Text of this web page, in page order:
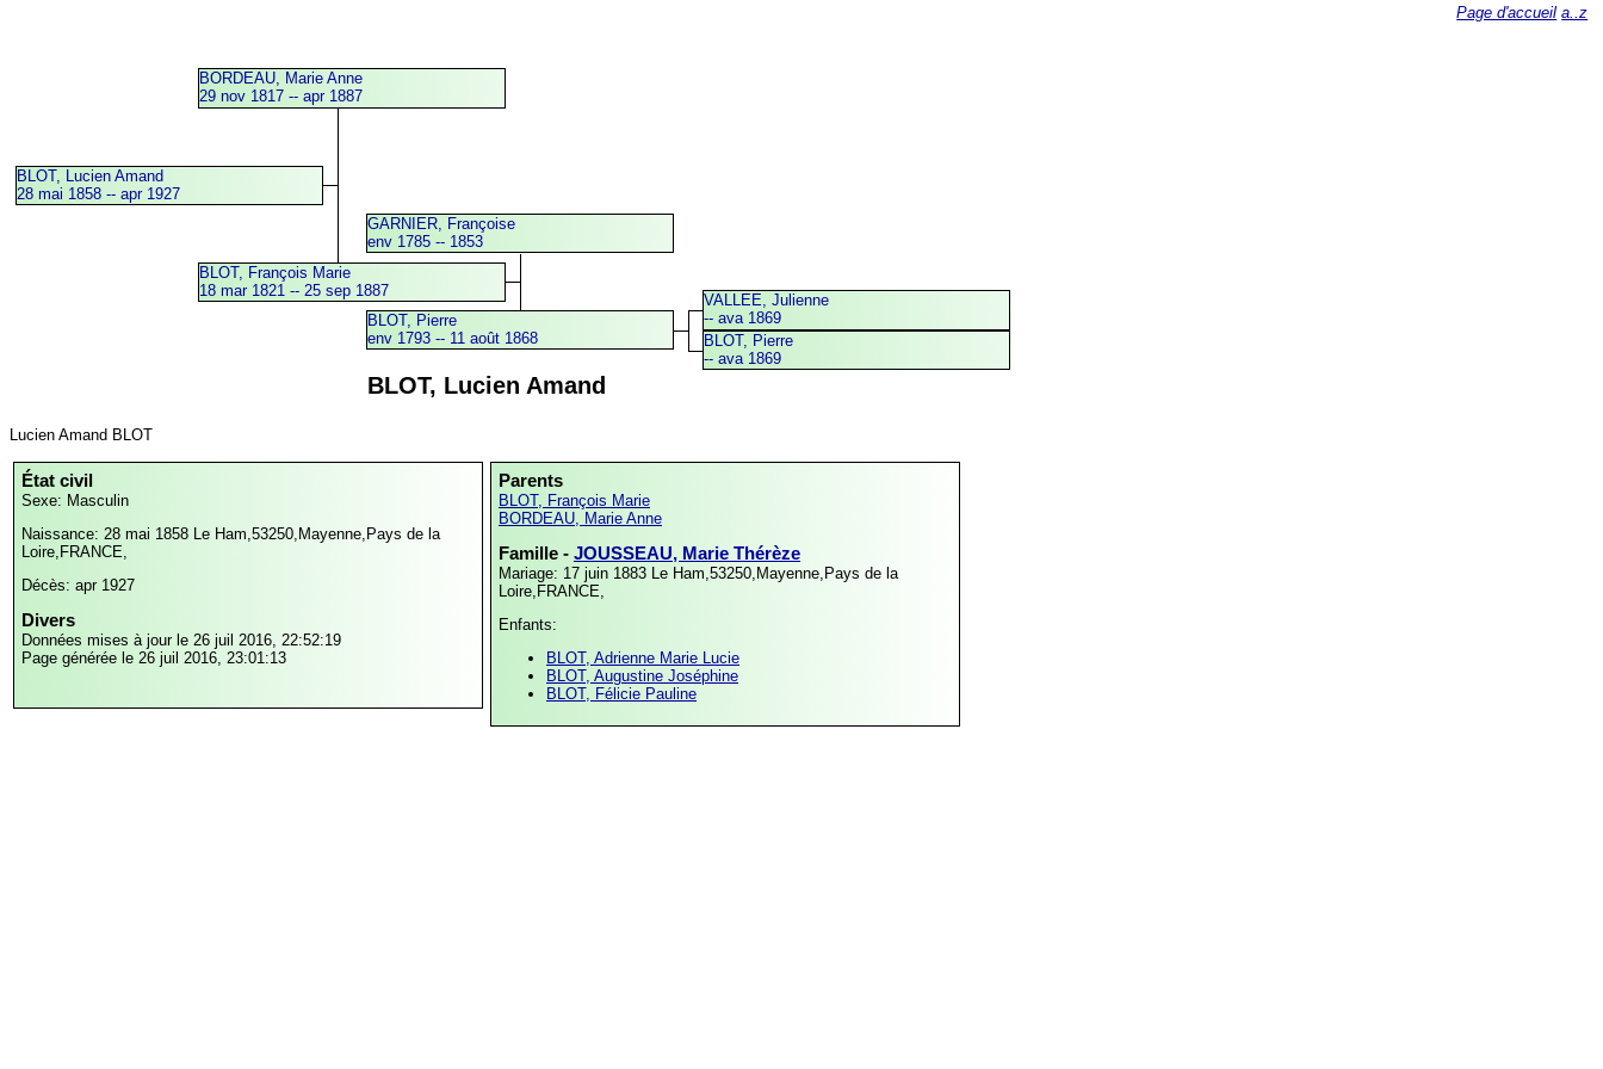
BLOT, Lucien Amand
28 mai 1858 -- apr 1927
BORDEAU, Marie Anne
29 nov 1817 -- apr 1887
BLOT, François Marie
18 mar 1821 -- 25 sep 1887
GARNIER, Françoise
env 1785 -- 1853
BLOT, Pierre
env 1793 -- 11 août 1868
VALLEE, Julienne
-- ava 1869
BLOT, Pierre
-- ava 1869
BLOT, Lucien Amand
Lucien Amand BLOT
État civil
Sexe: Masculin
Naissance: 28 mai 1858 Le Ham,53250,Mayenne,Pays de la
Loire,FRANCE,
Décès: apr 1927
Divers
Données mises à jour le 26 juil 2016, 22:52:19
Page générée le 26 juil 2016, 23:01:13
Parents
BLOT, François Marie
BORDEAU, Marie Anne
Famille - JOUSSEAU, Marie Thérèze
Mariage: 17 juin 1883 Le Ham,53250,Mayenne,Pays de la
Loire,FRANCE,
Enfants:
BLOT, Adrienne Marie Lucie
BLOT, Augustine Joséphine
BLOT, Félicie Pauline
Page d'accueil a..z